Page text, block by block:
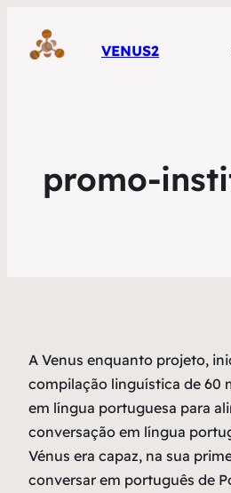
VENUS2
promo-
A Venus enquanto projeto,
compilação linguística de 60
em língua portuguesa para
conversação em língua
Vénus era capaz, na sua
conversar em português de